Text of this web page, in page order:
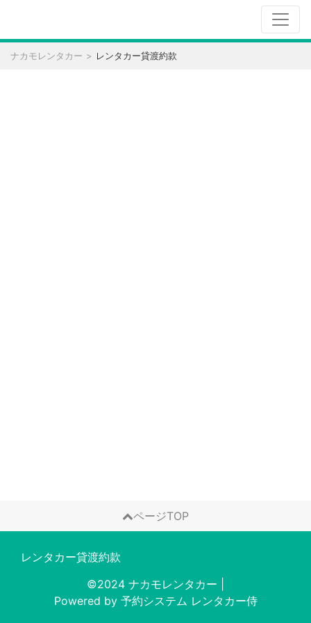
ナカモレンタカー レンタカー貸渡約款
ページTOP
レンタカー貸渡約款
©2024 ナカモレンタカー
Powered by 予約システム レンタカー侍